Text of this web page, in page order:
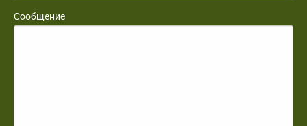
Сообщение